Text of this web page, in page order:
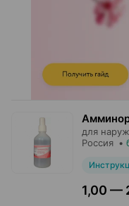
для
Россия •
1,00 —